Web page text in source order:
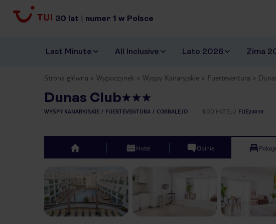
30 lat | numer 1 w Polsce
Last Minute All Inclusive Lato 2026 Zima
Strona główna Wypoczynek Wyspy Kanaryjskie Fuerteventura
Dunas Club
WYSPY KANARYJSKIE FUERTEVENTURA CORRALEJO KOD HOTELU FUE24019
top Hotel Opinie
Previous slide